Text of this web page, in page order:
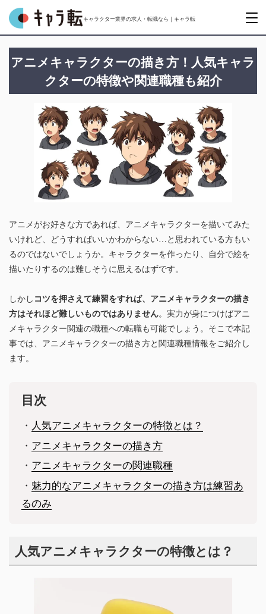
キャラクター業界の求人・転職なら｜キャラ転
アニメキャラクターの描き方！人気キャラ
クターの特徴や関連職種も紹介
アニメがお好きな方であれば、アニメキャラクターを描いてみた
いけれど、どうすればいいかわからない…と思われている方もい
るのではないでしょうか。キャラクターを作ったり、自分で絵を
描いたりするのは難しそうに思えるはずです。
しかし コツを押さえて練習をすれば、アニメキャラクターの描き
方はそれほど難しいものではありません。実力が身につけばアニ
メキャラクター関連の職種への転職も可能でしょう。そこで本記
事では、アニメキャラクターの描き方と関連職種情報をご紹介し
ます。
目次
・ 人気アニメキャラクターの特徴とは？
・ アニメキャラクターの描き方
・ アニメキャラクターの関連職種
・ 魅力的なアニメキャラクターの描き方は練習あ
るのみ
人気アニメキャラクターの特徴とは？